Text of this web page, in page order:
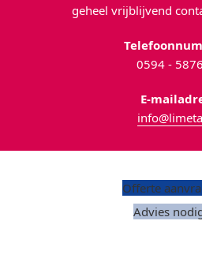
geheel vrijblijvend
0594 -
E-
Offerte
Advies